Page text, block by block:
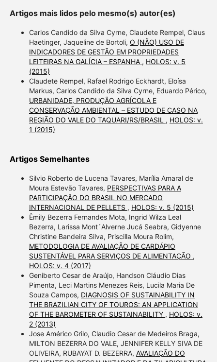
Artigos mais lidos pelo mesmo(s) autor(es)
Carlos Candido da Silva Cyrne, Claudete Rempel, Claus
Haetinger, Jaqueline de Bortoli, O (NÃO) USO DE
INDICADORES DE GESTÃO EM PROPRIEDADES
LEITEIRAS NA GALÍCIA – ESPANHA , HOLOS: v. 5
(2015)
Claudete Rempel, Rafael Rodrigo Eckhardt, Eloísa
Markus, Carlos Candido da Silva Cyrne, Eduardo Périco,
URBANIDADE, PRODUÇÃO AGRÍCOLA E
CONSERVAÇÃO AMBIENTAL – ESTUDO DE CASO NA
REGIÃO DO VALE DO TAQUARI/RS/BRASIL , HOLOS: v.
1 (2015)
Artigos Semelhantes
Silvio Roberto de Lucena Tavares, Marília Amaral de
Moura Estevão Tavares, PERSPECTIVAS PARA A
PARTICIPAÇÃO DO BRASIL NO MERCADO
INTERNACIONAL DE PELLETS , HOLOS: v. 5 (2015)
Êmily Bezerra Fernandes Mota, Ingrid Wilza Leal
Bezerra, Larissa Mont´Alverne Jucá Seabra, Gidyenne
Christine Bandeira Silva, Priscilla Moura Rolim,
METODOLOGIA DE AVALIAÇÃO DE CARDÁPIO
SUSTENTÁVEL PARA SERVIÇOS DE ALIMENTAÇÃO ,
HOLOS: v. 4 (2017)
Geniberto Cesar de Araújo, Handson Cláudio Dias
Pimenta, Leci Martins Menezes Reis, Lucila Maria De
Souza Campos, DIAGNOSIS OF SUSTAINABILITY IN
THE BRAZILIAN CITY OF TOUROS: AN APPLICATION
OF THE BAROMETER OF SUSTAINABILITY , HOLOS: v.
2 (2013)
Jose Américo Grilo, Claudio Cesar de Medeiros Braga,
MILTON BEZERRA DO VALE, JENNIFER KELLY SIVA DE
OLIVEIRA, RUBAYAT D. BEZERRA, AVALIAÇÃO DO